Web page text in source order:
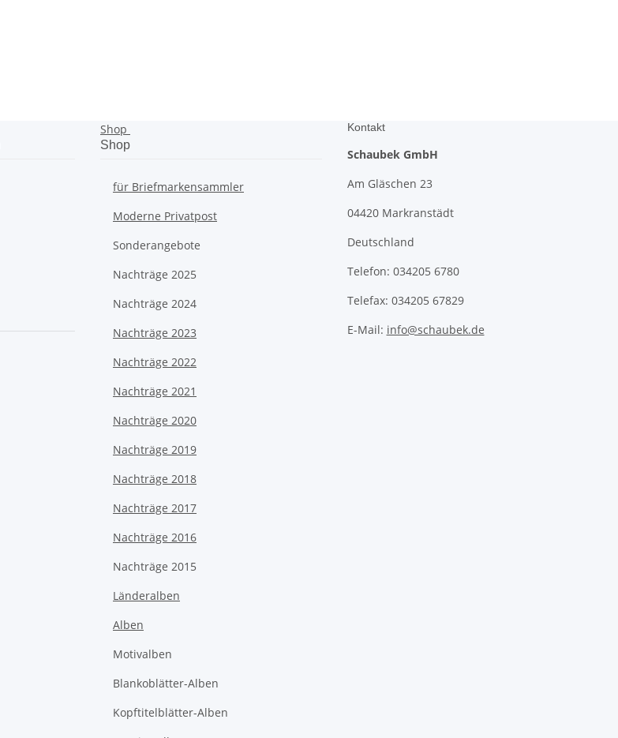
Shop
Shop
für Briefmarkensammler
Moderne Privatpost
Sonderangebote
Nachträge 2025
Nachträge 2024
Nachträge 2023
Nachträge 2022
Nachträge 2021
Nachträge 2020
Nachträge 2019
Nachträge 2018
Nachträge 2017
Nachträge 2016
Nachträge 2015
Länderalben
Alben
Motivalben
Blankoblätter-Alben
Kopftitelblätter-Alben
Kontakt
Schaubek GmbH
Am Gläschen 23
04420 Markranstädt
Deutschland
Telefon: 034205 6780
Telefax: 034205 67829
E-Mail: info@schaubek.de